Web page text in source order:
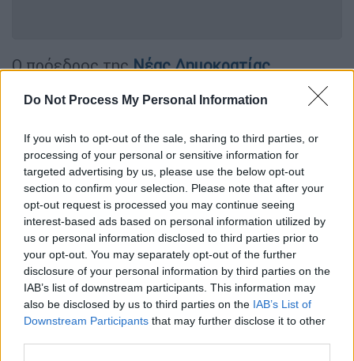
Do Not Process My Personal Information
If you wish to opt-out of the sale, sharing to third parties, or
processing of your personal or sensitive information for
targeted advertising by us, please use the below opt-out
section to confirm your selection. Please note that after your
opt-out request is processed you may continue seeing
interest-based ads based on personal information utilized by
us or personal information disclosed to third parties prior to
your opt-out. You may separately opt-out of the further
disclosure of your personal information by third parties on the
IAB’s list of downstream participants. This information may
also be disclosed by us to third parties on the IAB’s List of
Downstream Participants that may further disclose it to other
Ο πρόεδρος τηςΝέας Δημοκρατίας,
κόμματός του στην Πειραιώς, ενόψει των
σχετική ανάρτηση στα μέσα κοινωνικής
δικτύωσης.
«Όπως ακριβώς προβλέπεται,
επιστροφή στο σπίτι»
«Όπως ακριβώς προβλέπεται, επιστροφή
στο σπίτι μας, στη Νέα Δημοκρατία»,
ανέφερε ο Κυριάκος Μητσοτάκης στην
ανάρτηση, με τιςασπρόμαυρες φωτογραφίες
που τη συνοδεύουννα δείχνουν, τόσο τη